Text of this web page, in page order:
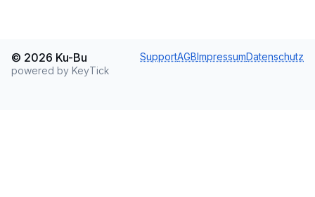
© 2026 Ku-Bu
powered by KeyTick
SupportAGBImpressumDatenschutz